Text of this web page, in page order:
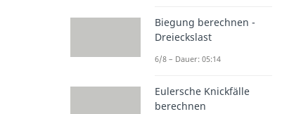
Biegung berechnen -
Dreieckslast
6/8 – Dauer: 05:14
Eulersche Knickfälle
berechnen